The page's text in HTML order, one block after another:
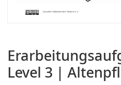
Level 3 |